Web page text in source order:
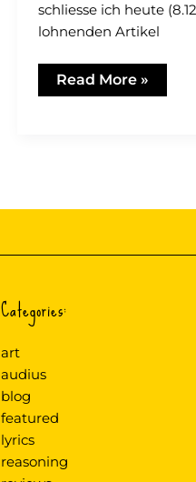
schliesse ich heute
lohnenden Artikel
Improvisations-
Theater
Read More »
Categories:
art
audius
blog
featured
lyrics
reasoning